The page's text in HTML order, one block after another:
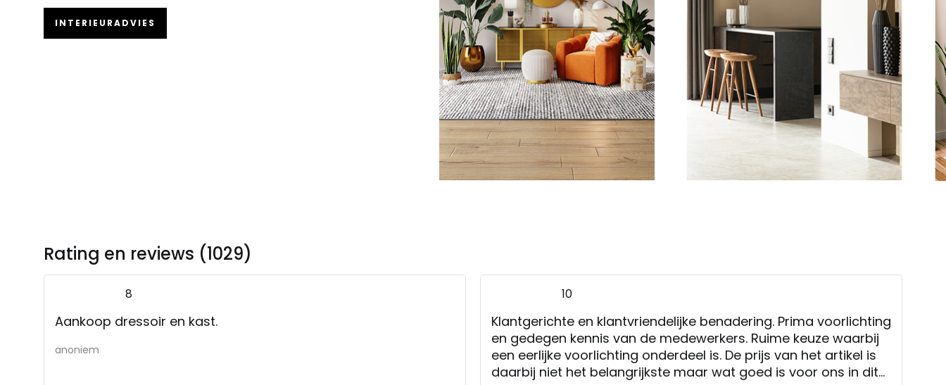
Tivoli, 2,5 zitsbank
INTERIEURADVIES
Rating en reviews (1029)
8
Aankoop dressoir en kast.
anoniem
10
Klantgerichte en klantvriendelijke benadering. Prima voorlichting
en gedegen kennis van de medewerkers. Ruime keuze waarbij
een eerlijke voorlichting onderdeel is. De prijs van het artikel is
daarbij niet het belangrijkste maar wat goed is voor ons in dit